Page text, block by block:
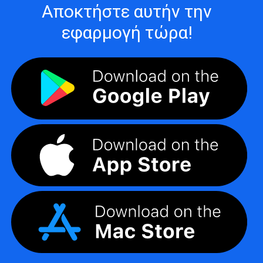
Αποκτήστε αυτήν την
εφαρμογή τώρα!